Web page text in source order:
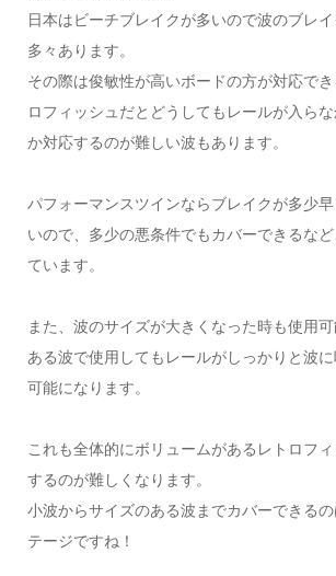
日本はビーチブレイクが多いので波のブレ
多々あります。
その際は俊敏性が高いボードの方が対応で
ロフィッシュだとどうしてもレールが入ら
か対応するのが難しい波もあります。
パフォーマンスツインならブレイクが多少
いので、多少の悪条件でもカバーできるな
ています。
また、波のサイズが大きくなった時も使用
ある波で使用してもレールがしっかりと波
可能になります。
これも全体的にボリュームがあるレトロフ
するのが難しくなります。
小波からサイズのある波までカバーできる
テージですね！